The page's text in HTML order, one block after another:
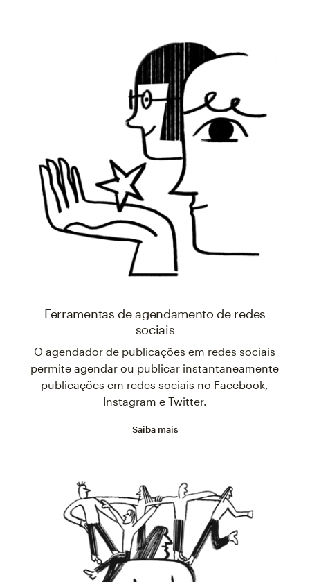
Ferramentas de agendamento de redes
sociais
O agendador de publicações em redes sociais
permite agendar ou publicar instantaneamente
publicações em redes sociais no Facebook,
Instagram e Twitter.
Saiba mais